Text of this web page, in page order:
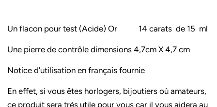
Un flacon pour test (Acide) Or 14 carats de 15 ml
Une pierre de contrôle dimensions 4,7cm X 4,7 cm
Notice d'utilisation en français fournie
En effet, si vous êtes horlogers, bijoutiers où amateurs,
ce produit sera très utile pour vous car il vous aidera au